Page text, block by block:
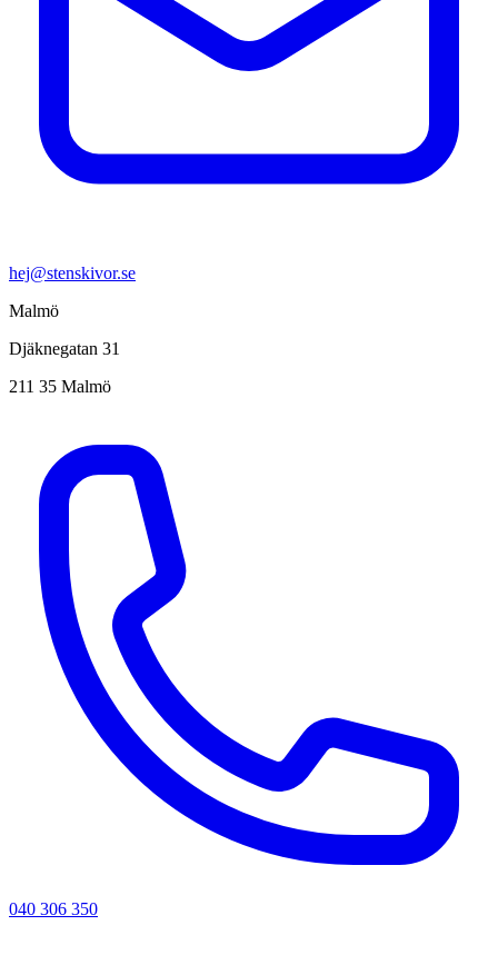
hej@stenskivor.se
Malmö
Djäknegatan 31
211 35 Malmö
040 306 350